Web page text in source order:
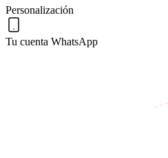
Personalización
Tu cuenta WhatsApp